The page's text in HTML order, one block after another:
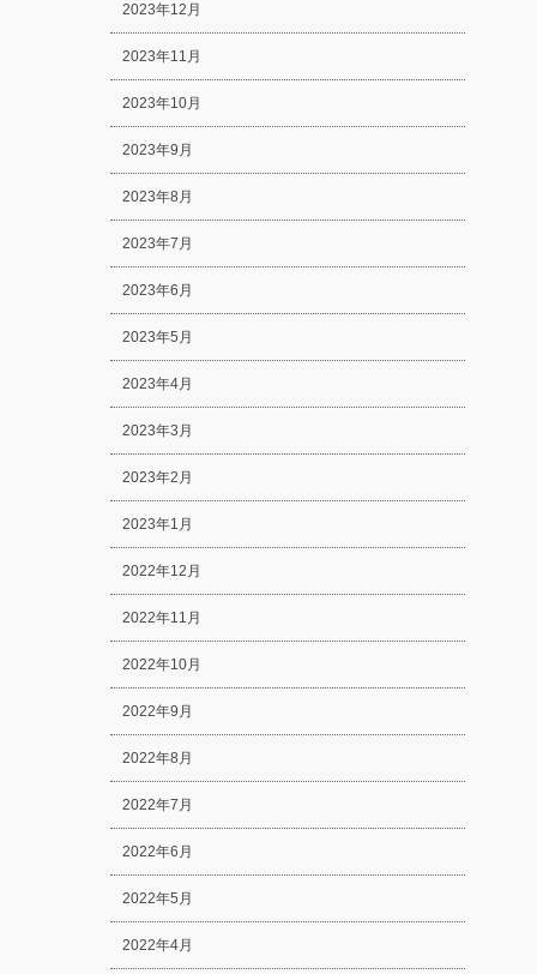
2023年12月
2023年11月
2023年10月
2023年9月
2023年8月
2023年7月
2023年6月
2023年5月
2023年4月
2023年3月
2023年2月
2023年1月
2022年12月
2022年11月
2022年10月
2022年9月
2022年8月
2022年7月
2022年6月
2022年5月
2022年4月